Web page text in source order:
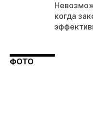
когда
ФОТО